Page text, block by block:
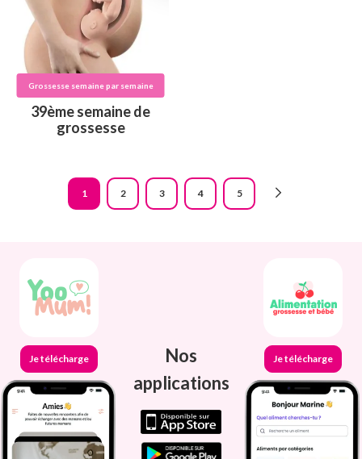
Grossesse semaine par semaine
39ème semaine de
grossesse
Pagination
Page
courante
1 Page
2 Page
3 Page
4 Page
5
Je télécharge
Nos
applications
Je télécharge